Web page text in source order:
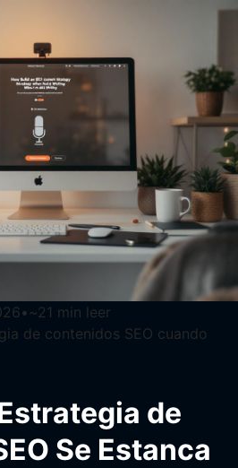
• ~21 min leer
de contenidos SEO cuando
de
Se Estanca